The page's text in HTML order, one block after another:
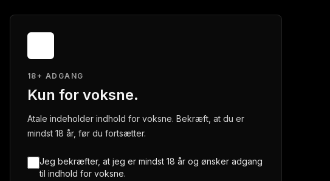
18+ ADGANG
Kun for voksne.
Atale indeholder indhold for voksne. Bekræft, at du er
mindst 18 år, før du fortsætter.
Jeg bekræfter, at jeg er mindst 18 år og ønsker adgang
til indhold for voksne.